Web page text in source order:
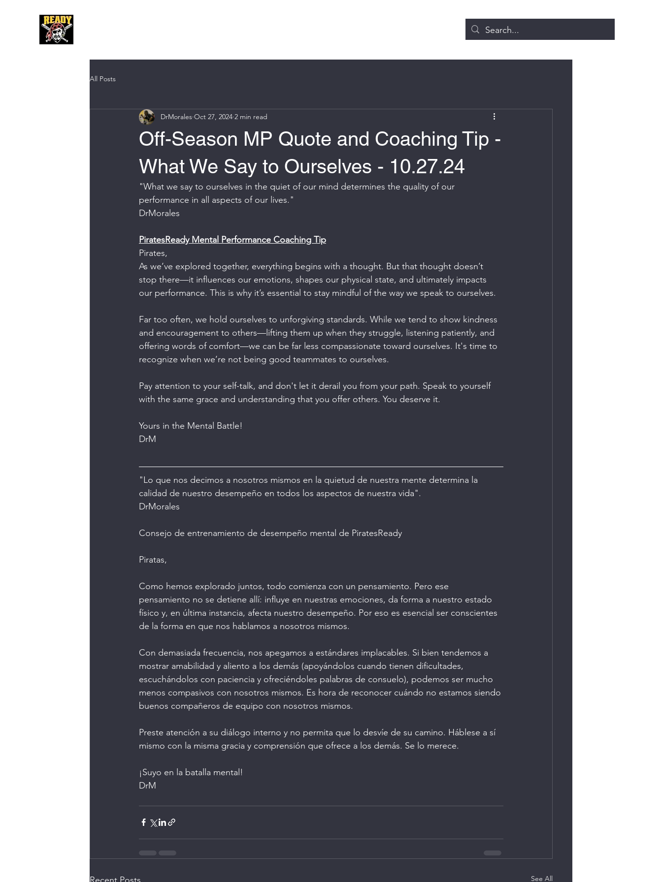
All Posts
Off-Season MP Quote and Coaching Tip -
What We Say to Ourselves - 10.27.24
DrMorales Oct 27, 2024 2 min read
"What we say to ourselves in the quiet of our mind determines the quality of our
performance in all aspects of our lives."
DrMorales
PiratesReady Mental Performance Coaching Tip
Pirates,
As we’ve explored together, everything begins with a thought. But that thought doesn’t
stop there—it influences our emotions, shapes our physical state, and ultimately impacts
our performance. This is why it’s essential to stay mindful of the way we speak to ourselves.
Far too often, we hold ourselves to unforgiving standards. While we tend to show kindness
and encouragement to others—lifting them up when they struggle, listening patiently, and
offering words of comfort—we can be far less compassionate toward ourselves. It's time to
recognize when we’re not being good teammates to ourselves.
Pay attention to your self-talk, and don't let it derail you from your path. Speak to yourself
with the same grace and understanding that you offer others. You deserve it.
Yours in the Mental Battle!
DrM
"Lo que nos decimos a nosotros mismos en la quietud de nuestra mente determina la
calidad de nuestro desempeño en todos los aspectos de nuestra vida".
DrMorales
Consejo de entrenamiento de desempeño mental de PiratesReady
Piratas,
Como hemos explorado juntos, todo comienza con un pensamiento. Pero ese
pensamiento no se detiene allí: influye en nuestras emociones, da forma a nuestro estado
físico y, en última instancia, afecta nuestro desempeño. Por eso es esencial ser conscientes
de la forma en que nos hablamos a nosotros mismos.
Con demasiada frecuencia, nos apegamos a estándares implacables. Si bien tendemos a
mostrar amabilidad y aliento a los demás (apoyándolos cuando tienen dificultades,
escuchándolos con paciencia y ofreciéndoles palabras de consuelo), podemos ser mucho
menos compasivos con nosotros mismos. Es hora de reconocer cuándo no estamos siendo
buenos compañeros de equipo con nosotros mismos.
Preste atención a su diálogo interno y no permita que lo desvíe de su camino. Háblese a sí
mismo con la misma gracia y comprensión que ofrece a los demás. Se lo merece.
¡Suyo en la batalla mental!
DrM
See All